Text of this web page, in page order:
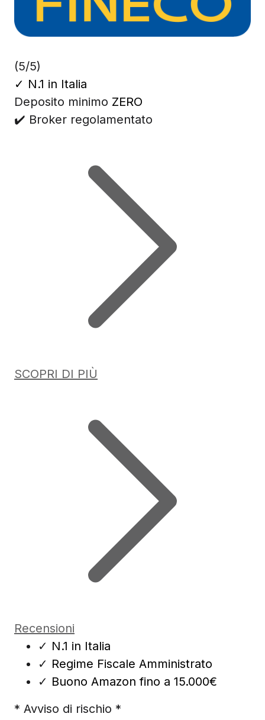
(5/5)
✓ N.1 in Italia
Deposito minimo ZERO
✔️ Broker regolamentato
SCOPRI DI PIÙ
Recensioni
✓ N.1 in Italia
✓ Regime Fiscale Amministrato
✓ Buono Amazon fino a 15.000€
* Avviso di rischio *